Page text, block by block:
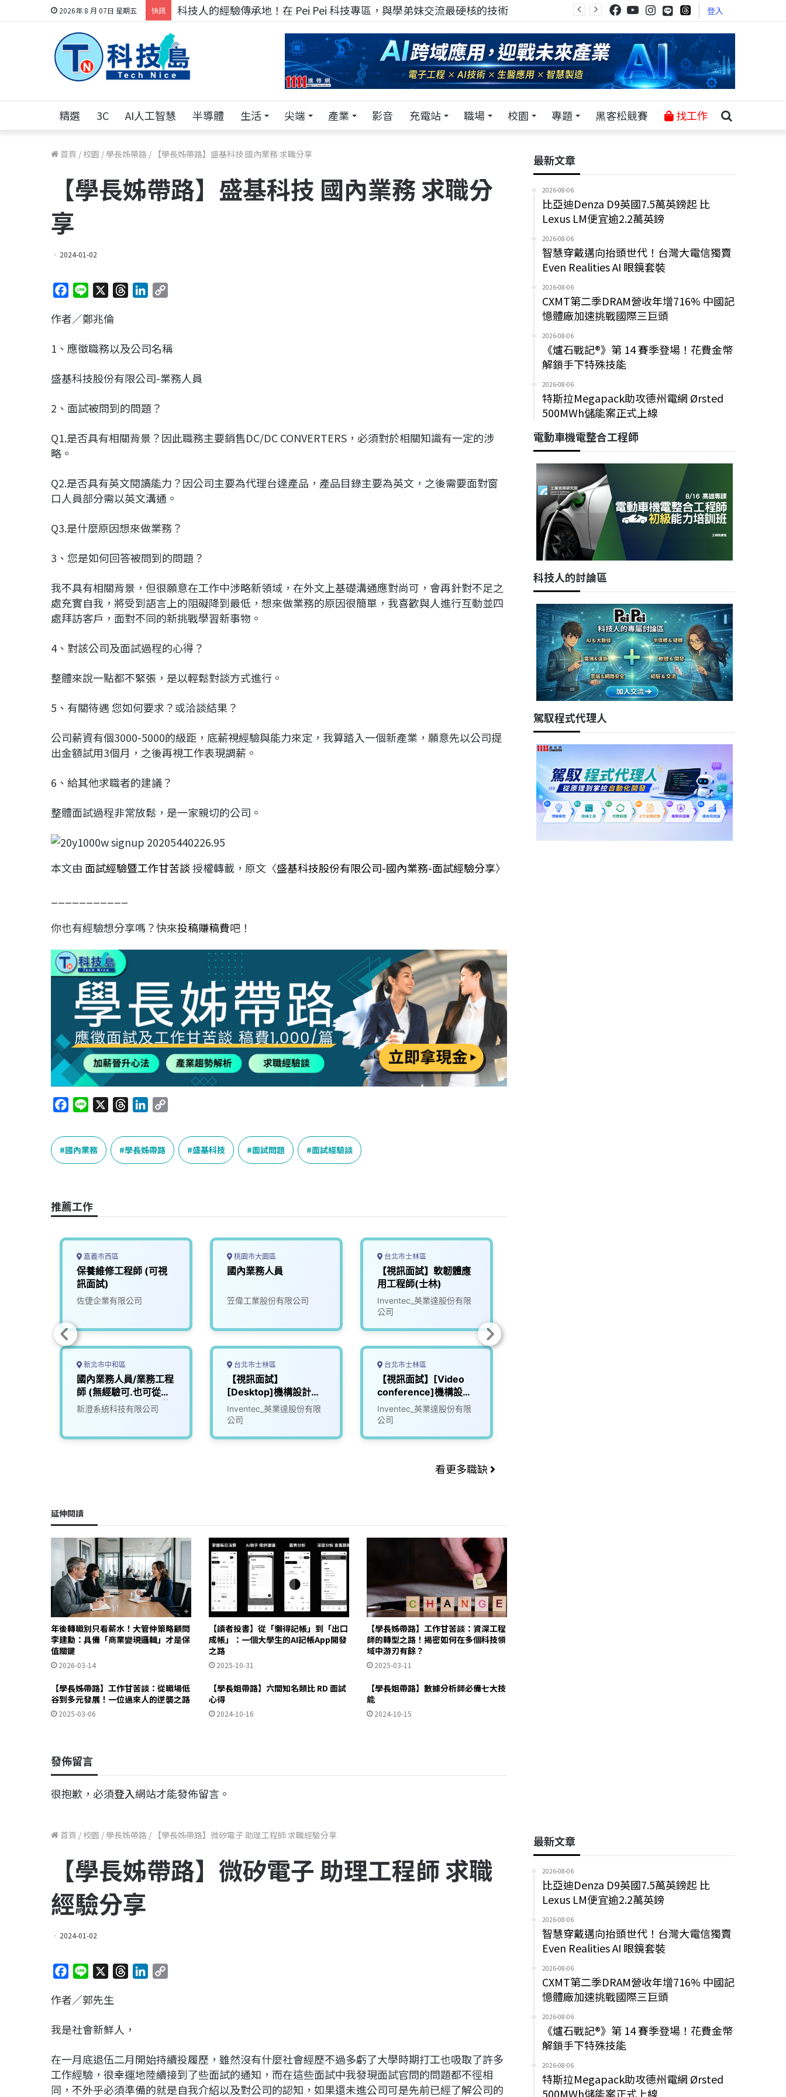
2026年 8 月 07日 星期五 快訊 科技人的經驗傳承地！在 Pei Pei 科技專區，與學弟妹交流最硬核的技術 登入
精選 3C AI人工智慧 半導體 生活 尖端 產業 影音 充電站 職場 校園 專題 黑客松競賽 找工作
首頁 / 校園 / 學長姊帶路 / 【學長姊帶路】盛基科技 國內業務 求職分享
【學長姊帶路】盛基科技 國內業務 求職分
享
2024-01-02
c
b
o
n
a
s
e
I
L
n
作者／鄭兆倫
1、應徵職務以及公司名稱
盛基科技股份有限公司-業務人員
2、面試被問到的問題？
Q1.是否具有相關背景？因此職務主要銷售DC/DC CONVERTERS，必須對於相關知識有一定的涉
略。
Q2.是否具有英文閱讀能力？因公司主要為代理台達產品，產品目錄主要為英文，之後需要面對窗
口人員部分需以英文溝通。
Q3.是什麼原因想來做業務？
3、您是如何回答被問到的問題？
我不具有相關背景，但很願意在工作中涉略新領域，在外文上基礎溝通應對尚可，會再針對不足之
處充實自我，將受到語言上的阻礙降到最低，想來做業務的原因很簡單，我喜歡與人進行互動並四
處拜訪客戶，面對不同的新挑戰學習新事物。
4、對該公司及面試過程的心得？
整體來說一點都不緊張，是以輕鬆對談方式進行。
5、有關待遇 您如何要求？或洽談結果？
公司薪資有個3000-5000的級距，底薪視經驗與能力來定，我算踏入一個新產業，願意先以公司提
出金額試用3個月，之後再視工作表現調薪。
6、給其他求職者的建議？
整體面試過程非常放鬆，是一家親切的公司。
本文由 面試經驗暨工作甘苦談授權轉載，原文〈盛基科技股份有限公司-國內業務-面試經驗分享〉
你也有經驗想分享嗎？快來投稿賺稿費吧！
c
e
b
k
n
e
r
e
a
n
k
e
p
L
國內業務 學長姊帶路 盛基科技 面試問題 面試經驗談
推薦工作
嘉義市西區
保養維修工程師 (可視
訊面試)
佐倢企業有限公司
新北市中和區
國內業務人員/業務工程
師 (無經驗可.也可從助
理先學習.保障底薪+獎
新澄系統科技有限公司
桃園市大園區
國內業務人員
笠偉工業股份有限公司
台北市士林區
【視訊面試】
[Desktop]機構設計工
程師/資深工程師(士林)
Inventec_英業達股份有限
公司
台北市士林區
【視訊面試】軟韌體應
用工程師(士林)
Inventec_英業達股份有限
公司
台北市士林區
【視訊面試】[Video
conference]機構設計
工程師(士林)
Inventec_英業達股份有限
公司
看更多職缺
延伸閱讀
年後轉職別只看薪水！大管仲策略顧問
李建勳：具備「商業變現邏輯」才是保
值關鍵
2026-03-14
【讀者投書】從「懶得記帳」到「出口
成帳」：一個大學生的AI記帳App開發
之路
2025-10-31
【學長姊帶路】工作甘苦談：資深工程
師的轉型之路！揭密如何在多個科技領
域中游刃有餘？
2025-03-11
【學長姊帶路】工作甘苦談：從職場低
谷到多元發展！一位過來人的逆襲之路
2025-03-06
【學長姐帶路】六間知名類比 RD 面試
心得
2024-10-16
【學長姐帶路】數據分析師必備七大技
能
2024-10-15
發佈留言
很抱歉，必須登入網站才能發佈留言。
最新文章
2026-08-06
比亞迪Denza D9英國7.5萬英鎊起 比
Lexus LM便宜逾2.2萬英鎊
2026-08-06
智慧穿戴邁向抬頭世代！台灣大電信獨賣
Even Realities AI 眼鏡套裝
2026-08-06
CXMT第二季DRAM營收年增716% 中國記
憶體廠加速挑戰國際三巨頭
2026-08-06
《爐石戰記®》第 14 賽季登場！花費金幣
解鎖手下特殊技能
2026-08-06
特斯拉Megapack助攻德州電網 Ørsted
500MWh儲能案正式上線
電動車機電整合工程師
科技人的討論區
駕馭程式代理人